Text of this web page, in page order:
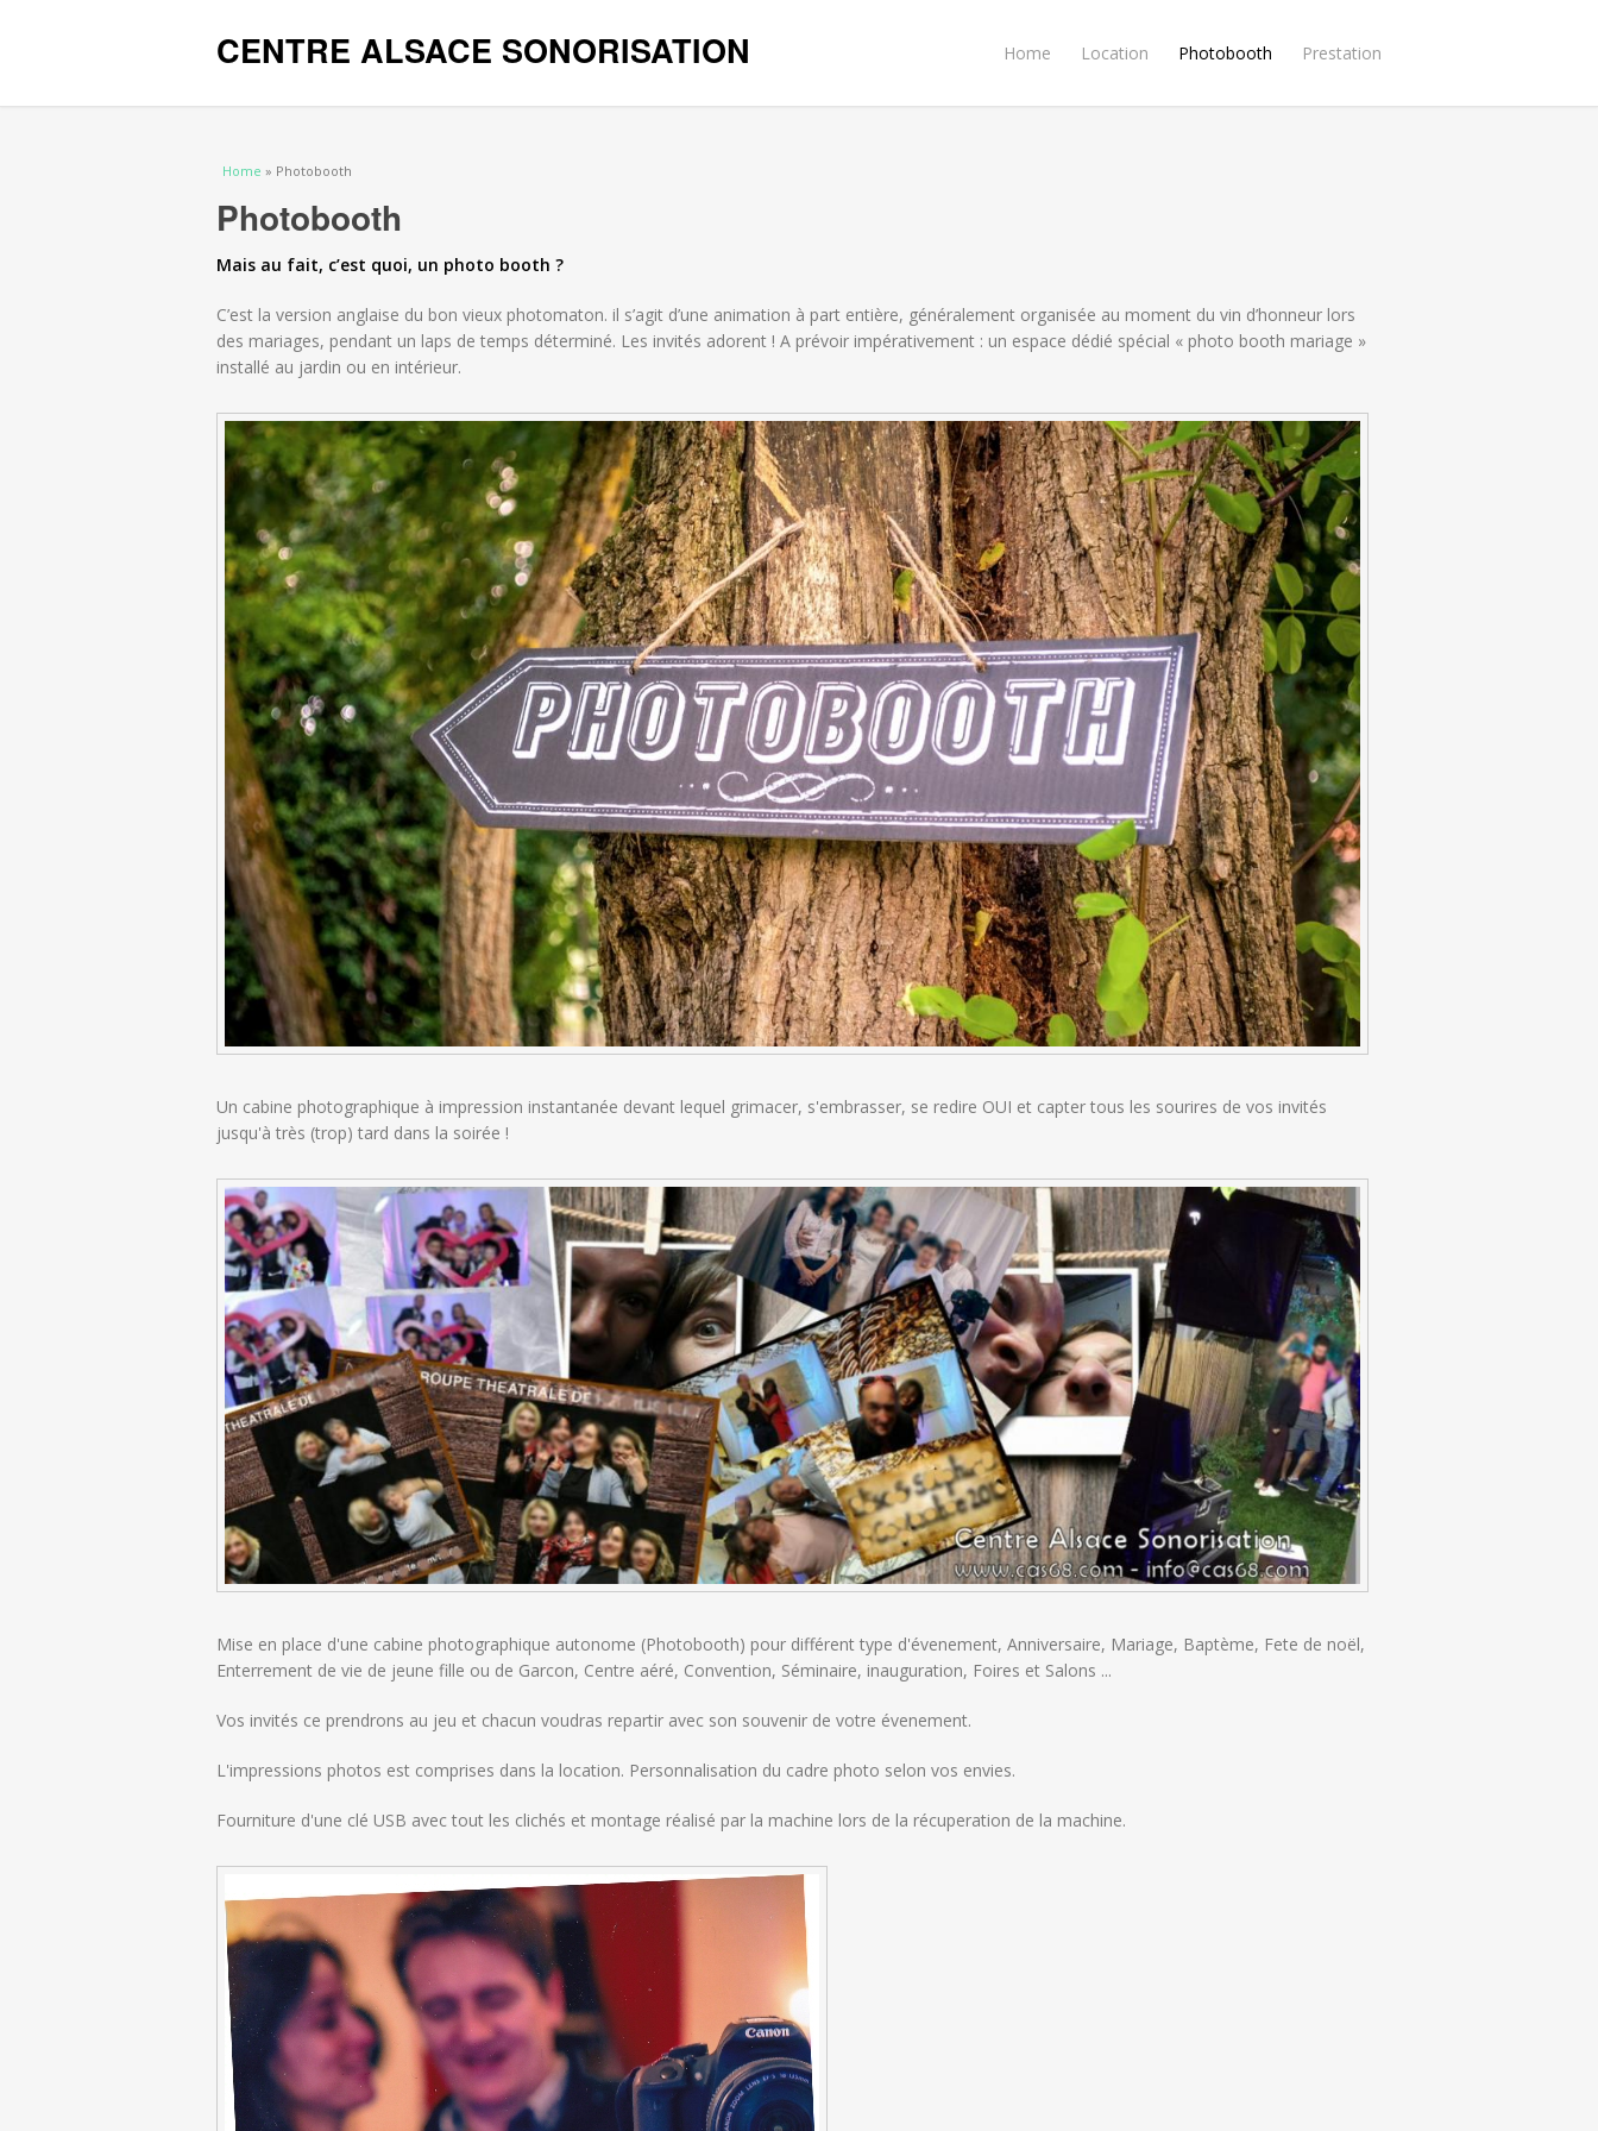
CENTRE ALSACE SONORISATION Home Location Photobooth Prestation
You are here
Home » Photobooth
Photobooth
Mais au fait, c’est quoi, un photo booth ?
C’est la version anglaise du bon vieux photomaton. il s’agit d’une animation à part entière, généralement organisée au moment du vin d’honneur lors
des mariages, pendant un laps de temps déterminé. Les invités adorent ! A prévoir impérativement : un espace dédié spécial « photo booth mariage »
installé au jardin ou en intérieur.
Un cabine photographique à impression instantanée devant lequel grimacer, s'embrasser, se redire OUI et capter tous les sourires de vos invités
jusqu'à très (trop) tard dans la soirée !
Mise en place d'une cabine photographique autonome (Photobooth) pour différent type d'évenement, Anniversaire, Mariage, Baptème, Fete de noël,
Enterrement de vie de jeune fille ou de Garcon, Centre aéré, Convention, Séminaire, inauguration, Foires et Salons ...
Vos invités ce prendrons au jeu et chacun voudras repartir avec son souvenir de votre évenement.
L'impressions photos est comprises dans la location. Personnalisation du cadre photo selon vos envies.
Fourniture d'une clé USB avec tout les clichés et montage réalisé par la machine lors de la récuperation de la machine.